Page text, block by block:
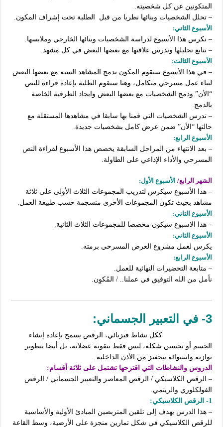
المتكونين عن كل شخصيته.
– تحلل الشخصيات وبنائها نظريا من قبل الطلبة تحت إشراف المكون.
الأسبوع الثاني:
– نكرس هذا الأسبوع لدراسة الشخصيات وبنائها الخارجي وملابسها.
– نتابع تحليلها وندرس علاقتها مع بعضها البعض في كل مشهد.
الأسبوع الثالث:
– في هذا الأسبوع سيقوم المكون بدمج المشاهد الستة مع بعضها البعض
لبناء عمل مسرحي متكامل، وهنا سيقوم الطلبة بإعادة قراءة للنص
“الأن” ودمج الشخصيات مع بعضها البعض وايجاد الظرفية الخاصة
بالدمج.
– تدرس الشخصيات التي قمنا بها سابقا في مشاهدها المستقلة مع
حالتها “الأن” ضمن عرض كامل بشخصيات جديدة.
الأسبوع الرابع:
– بعد الانتهاء من المراحل السابقة يخصص هذا الأسبوع لقراءة النص
المسرحي والأداء الإذاعي على الطاولة.
الشهر الرابع/ الأسبوع الأول:
– هذا الأسبوع سيكرس لتدريب المجموعات الثلاث الأولى على ثلاثة
مشاهد بحيث تكون المجموعات الأخرى منسجمة حسب طبيعة العمل.
الأسبوع الثاني:
– هذا الاسبوع سيكون مخصصا للمجموعات الثلاث الثانية.
الأسبوع الثاني:
يكرس لعمل مشروع العرض المسرحي برمته.
الأسبوع الرابع:
– متابعة التحضيرات النهائية للعمل.
نأمل من الله التوفيق في عملنا.. / المُكوِن.
3- في التعبير الجسماني:
ككل نشاط فيزيائي، الرقص يسمح بإعادة إنشاء
الجسم أو تحسين شكله، ليس فقط بتقوية عضلاته، بل أيضا بتطوير
توازنه واستوائه بتحفيز من الأذن الداخلية.
الدروس والنشاطات التي اقترحها تشتمل على ثلاثة أقسام:
– الرقص الكلاسيكي / الرقص المعاصر والتعبير الجسماني / الرقص
الفولكلوري والريتمي.
1- الرقص الكلاسيكي:
– هذا الدرس يهدف إلى تلقين المتربصين المبادئ الأولية والأساسية
للرقص الكلاسيكي في شكل تمارين منجزة على الأرضية، وسط القاعة